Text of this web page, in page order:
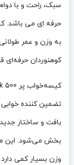
سبک، راحت و با
حرفه ای می باشد.
به وزن و عمر
کوهنوردان حرفه‌ای
کیسه‌خواب پر 500 Trek محصولی از برند
تضمین کننده
بافت و ساختار
بخش می‌شود. این
وزن بسیار کمی